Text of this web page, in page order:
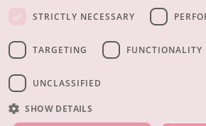
CONSEILS BEAUTÉ
STRICTLY NECESSARY
TARGETING FUNCTIONALITY
UNCLASSIFIED
SHOW DETAILS